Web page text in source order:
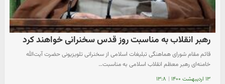
رهبر انقلاب به مناسبت روز قدس سخنرانی خواهند کرد
قائم مقام شورای هماهنگی تبلیغات اسلامی از سخنرانی تلویزیونی حضرت آیت‌الله
خامنه‌ای رهبر معظم انقلاب اسلامی به مناسبت…
۱۳ اردیبهشت ۱۴۰۰ | ۱۳:۸